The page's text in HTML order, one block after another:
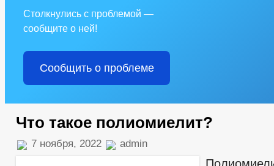
Столкнулись с проблемой —
сообщите о ней!
Сообщить о проблеме
Что такое полиомиелит?
7 ноября, 2022 admin